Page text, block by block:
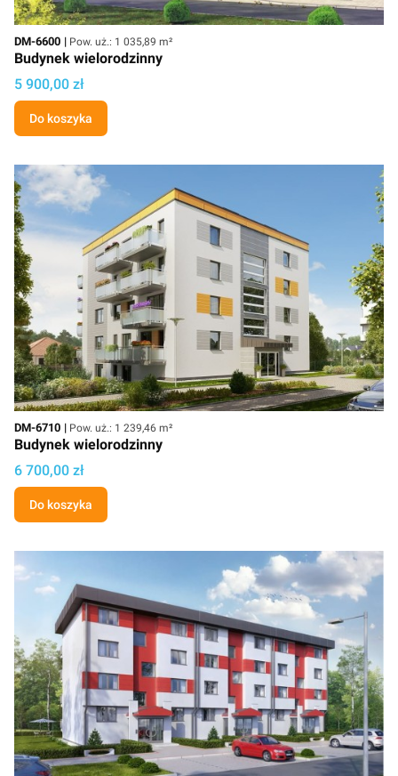
Kod
DM-6600 Powierzchnia użytkowa
Pow. uż.: 1 035,89 m²
Budynek wielorodzinny
Cena projektu
5 900,00 zł
Do koszyka
Kod
DM-6710 Powierzchnia użytkowa
Pow. uż.: 1 239,46 m²
Budynek wielorodzinny
Cena projektu
6 700,00 zł
Do koszyka